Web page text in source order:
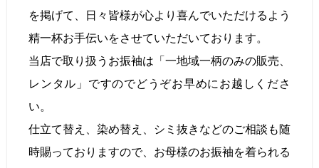
を掲げて、日々皆様が心より喜んでいただけるよう
精一杯お手伝いをさせていただいております。
当店で取り扱うお振袖は「一地域一柄のみの販売、
レンタル」ですのでどうぞお早めにお越しくださ
い。
仕立て替え、染め替え、シミ抜きなどのご相談も随
時賜っておりますので、お母様のお振袖を着られる